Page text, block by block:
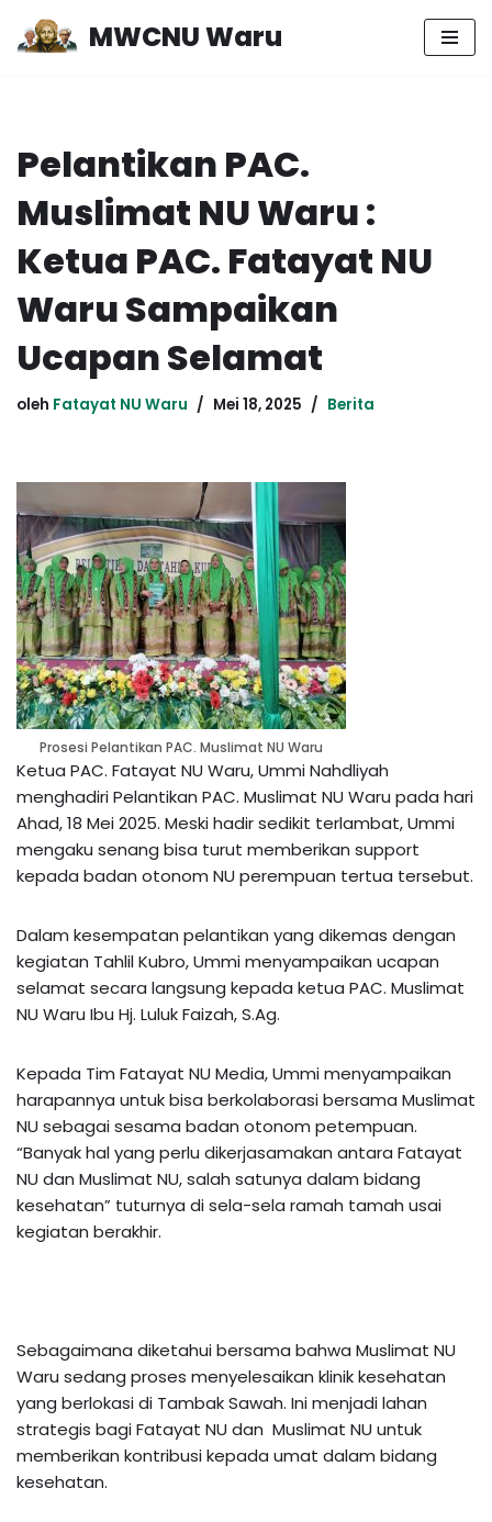
Lompat
MWCNU Waru
Pelantikan PAC.
Muslimat NU Waru :
Ketua PAC. Fatayat NU
Waru Sampaikan
Ucapan Selamat
oleh Fatayat NU Waru Mei 18, 2025 Berita
Prosesi Pelantikan PAC. Muslimat NU Waru
Ketua PAC. Fatayat NU Waru, Ummi Nahdliyah
menghadiri Pelantikan PAC. Muslimat NU Waru pada hari
Ahad, 18 Mei 2025. Meski hadir sedikit terlambat, Ummi
mengaku senang bisa turut memberikan support
kepada badan otonom NU perempuan tertua tersebut.
Dalam kesempatan pelantikan yang dikemas dengan
kegiatan Tahlil Kubro, Ummi menyampaikan ucapan
selamat secara langsung kepada ketua PAC. Muslimat
NU Waru Ibu Hj. Luluk Faizah, S.Ag.
Kepada Tim Fatayat NU Media, Ummi menyampaikan
harapannya untuk bisa berkolaborasi bersama Muslimat
NU sebagai sesama badan otonom petempuan.
“Banyak hal yang perlu dikerjasamakan antara Fatayat
NU dan Muslimat NU, salah satunya dalam bidang
kesehatan” tuturnya di sela-sela ramah tamah usai
kegiatan berakhir.
Sebagaimana diketahui bersama bahwa Muslimat NU
Waru sedang proses menyelesaikan klinik kesehatan
yang berlokasi di Tambak Sawah. Ini menjadi lahan
strategis bagi Fatayat NU dan Muslimat NU untuk
memberikan kontribusi kepada umat dalam bidang
kesehatan.